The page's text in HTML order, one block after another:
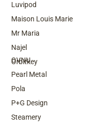
Top Brands
OVNU
Pearl Metal
Pola
P+G Design
Steamery
Luvipod
Maison Louis Marie
Mr Maria
Najel
Orbitkey